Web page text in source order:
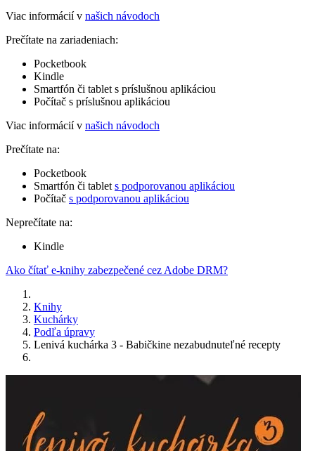
Viac informácií v našich návodoch
Prečítate na zariadeniach:
Pocketbook
Kindle
Smartfón či tablet s príslušnou aplikáciou
Počítač s príslušnou aplikáciou
Viac informácií v našich návodoch
Prečítate na:
Pocketbook
Smartfón či tablet s podporovanou aplikáciou
Počítač s podporovanou aplikáciou
Neprečítate na:
Kindle
Ako čítať e-knihy zabezpečené cez Adobe DRM?
Knihy
Kuchárky
Podľa úpravy
Lenivá kuchárka 3 - Babičkine nezabudnuteľné recepty